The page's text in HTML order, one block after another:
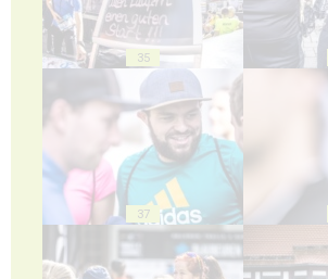
35
37